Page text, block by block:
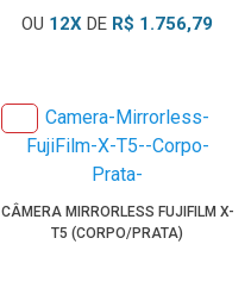
OU 12X DE R$ 1.756,79
CÂMERA MIRRORLESS FUJIFILM X-
T5 (CORPO/PRATA)